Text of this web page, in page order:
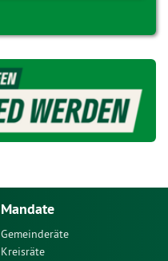
Mandate
Gemeinderäte
Kreisräte